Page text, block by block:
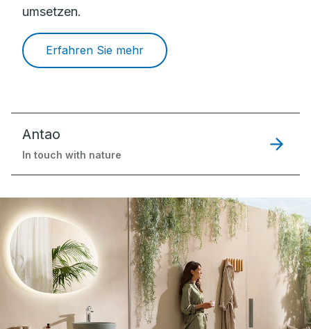
umsetzen.
Erfahren Sie mehr
Antao
In touch with nature